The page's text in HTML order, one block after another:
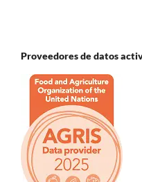
Proveedores de datos